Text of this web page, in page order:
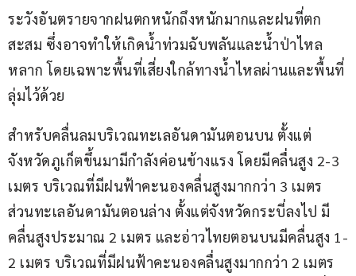
ระวังอันตรายจากฝนตกหนักถึงหนักมากและฝนที่ตก
สะสม ซึ่งอาจทำให้เกิดน้ำท่วมฉับพลันและน้ำป่าไหล
หลาก โดยเฉพาะพื้นที่เสี่ยงใกล้ทางน้ำไหลผ่านและพื้นที่
ลุ่มไว้ด้วย
สำหรับคลื่นลมบริเวณทะเลอันดามันตอนบน ตั้งแต่
จังหวัดภูเก็ตขึ้นมามีกำลังค่อนข้างแรง โดยมีคลื่นสูง 2-3
เมตร บริเวณที่มีฝนฟ้าคะนองคลื่นสูงมากกว่า 3 เมตร
ส่วนทะเลอันดามันตอนล่าง ตั้งแต่จังหวัดกระบี่ลงไป มี
คลื่นสูงประมาณ 2 เมตร และอ่าวไทยตอนบนมีคลื่นสูง 1-
2 เมตร บริเวณที่มีฝนฟ้าคะนองคลื่นสูงมากกว่า 2 เมตร